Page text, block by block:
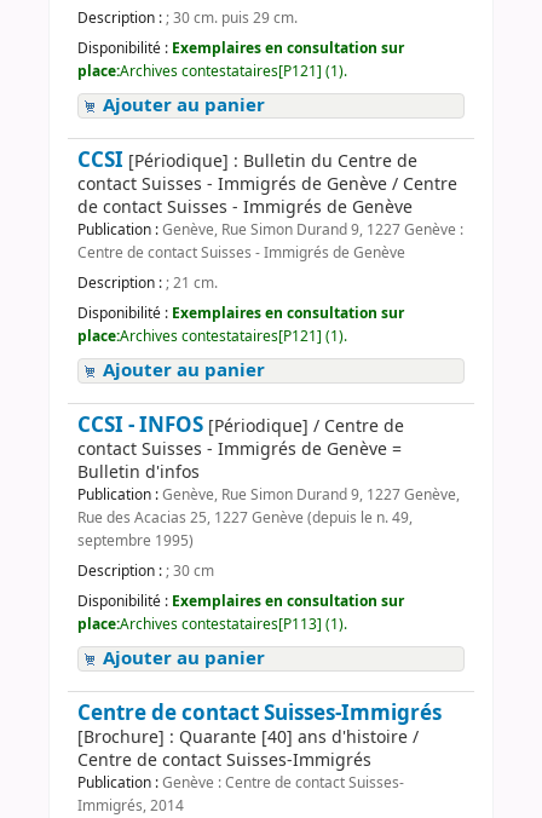
Description :; 30 cm. puis 29 cm.
Disponibilité : Exemplaires en consultation sur
place:Archives contestataires[P121] (1).
Ajouter au panier
CCSI [Périodique] : Bulletin du Centre de
contact Suisses - Immigrés de Genève / Centre
de contact Suisses - Immigrés de Genève
Publication :Genève, Rue Simon Durand 9, 1227 Genève :
Centre de contact Suisses - Immigrés de Genève
Description :; 21 cm.
Disponibilité : Exemplaires en consultation sur
place:Archives contestataires[P121] (1).
Ajouter au panier
CCSI - INFOS [Périodique] / Centre de
contact Suisses - Immigrés de Genève =
Bulletin d'infos
Publication :Genève, Rue Simon Durand 9, 1227 Genève,
Rue des Acacias 25, 1227 Genève (depuis le n. 49,
septembre 1995)
Description :; 30 cm
Disponibilité : Exemplaires en consultation sur
place:Archives contestataires[P113] (1).
Ajouter au panier
Centre de contact Suisses-Immigrés
[Brochure] : Quarante [40] ans d'histoire /
Centre de contact Suisses-Immigrés
Publication :Genève : Centre de contact Suisses-
Immigrés, 2014